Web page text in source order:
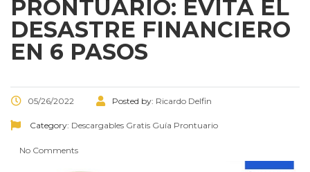
PRONTUARIO: EVITA EL
DESASTRE FINANCIERO
EN 6 PASOS
05/26/2022 Posted by: Ricardo Delfin
Category: Descargables Gratis Guía Prontuario
No Comments